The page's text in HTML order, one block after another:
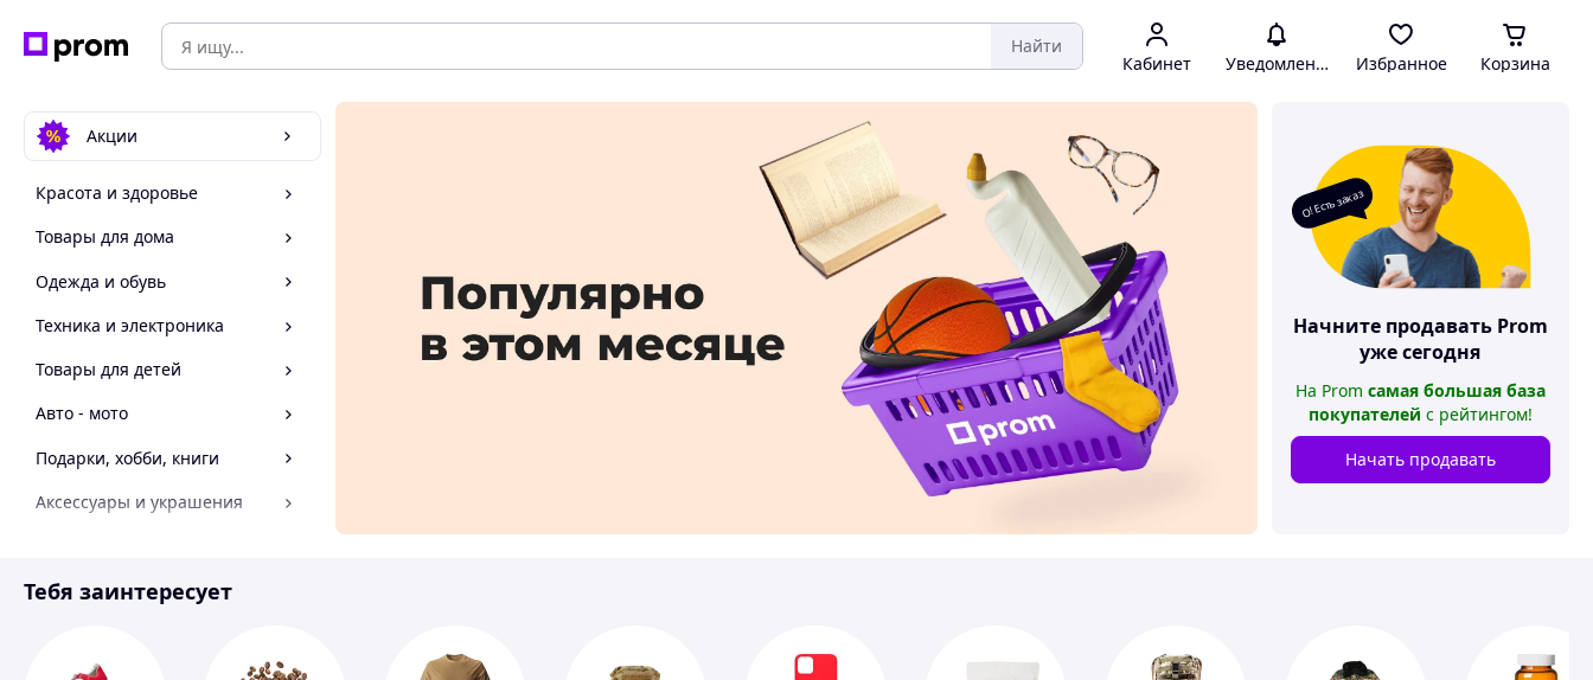
Найти
Кабинет Уведомления Избранное Корзина
Акции
Красота и здоровье
Товары для дома
Одежда и обувь
Техника и электроника
Товары для детей
Авто - мото
Подарки, хобби, книги
Аксессуары и украшения
Спорт и отдых
О! Есть заказ
Начните продавать Prom
уже сегодня
На Prom самая большая база
покупателей с рейтингом!
Начать продавать
Тебя заинтересует